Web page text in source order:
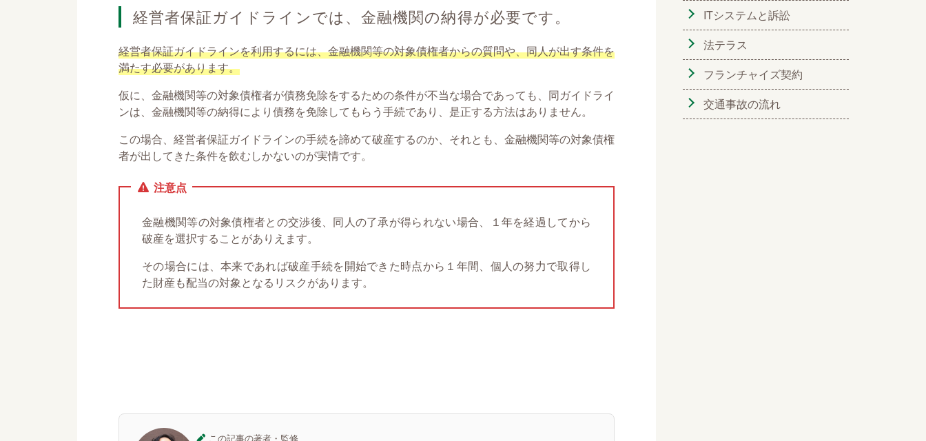
経営者保証ガイドラインでは、金融機関の納得が必要です。
経営者保証ガイドラインを利用するには、金融機関等の対象債権者からの質問や、同人が出す条件を
満たす必要があります。
仮に、金融機関等の対象債権者が債務免除をするための条件が不当な場合であっても、同ガイドライ
ンは、金融機関等の納得により債務を免除してもらう手続であり、是正する方法はありません。
この場合、経営者保証ガイドラインの手続を諦めて破産するのか、それとも、金融機関等の対象債権
者が出してきた条件を飲むしかないのが実情です。
注意点
金融機関等の対象債権者との交渉後、同人の了承が得られない場合、１年を経過してから
破産を選択することがありえます。
その場合には、本来であれば破産手続を開始できた時点から１年間、個人の努力で取得し
た財産も配当の対象となるリスクがあります。
この記事の著者・監修
ITシステムと訴訟
法テラス
フランチャイズ契約
交通事故の流れ